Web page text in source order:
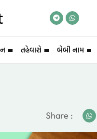
તહેવારો બેબી નામ
Share :